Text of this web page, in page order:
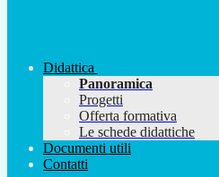
Didattica
Panoramica
Progetti
Offerta formativa
Le schede didattiche
Documenti utili
Contatti